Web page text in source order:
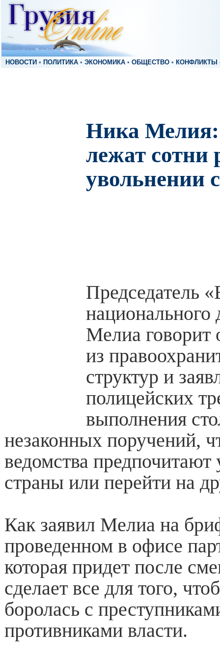
НОВОСТИ • ПОЛИТИКА • ЭКОНОМИКА • ОБЩЕСТВО • КОНФЛИКТЫ
Ника
лежат сотни
увольнении
Председатель
Мелиа говорит
из
структур и
полицейских
выполнения
незаконных поручений,
ведомства предпочитают
страны или перейти на
Как заявил Мелиа на
проведенном в офисе
которая придет после
сделает все для того,
боролась с
противниками власти.